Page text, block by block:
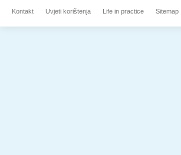
Kontakt Uvjeti korištenja Life in practice Sitemap